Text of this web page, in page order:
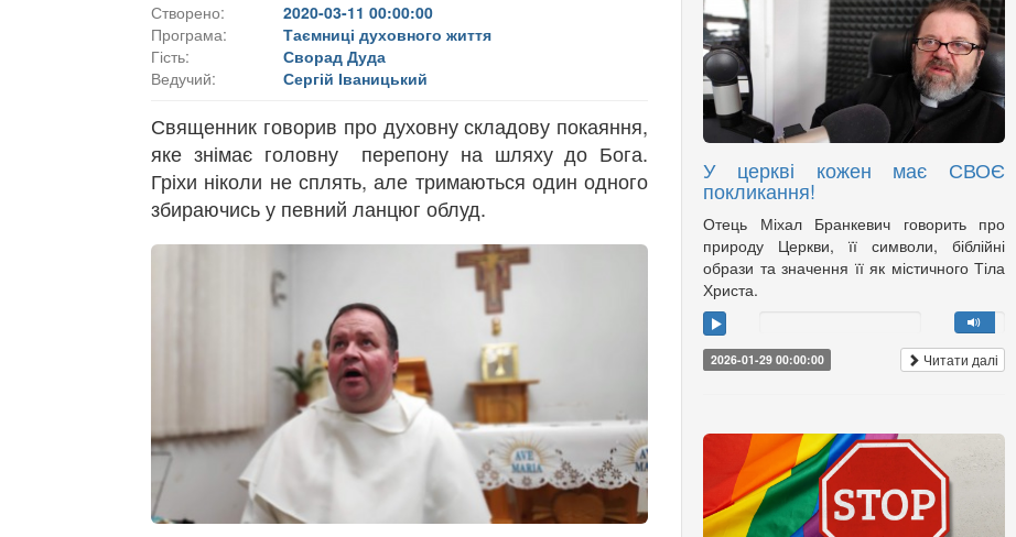
Створено:
2020-03-11 00:00:00
Програма:
Таємниці духовного життя
Гість:
Сворад Дуда
Ведучий:
Сергій Іваницький
Священник говорив про духовну складову покаяння,
яке знімає головну перепону на шляху до Бога.
Гріхи ніколи не сплять, але тримаються один одного
збираючись у певний ланцюг облуд.
У церкві кожен має СВОЄ
покликання!
Отець Міхал Бранкевич говорить про
природу Церкви, її символи, біблійні
образи та значення її як містичного Тіла
Христа.
2026-01-29 00:00:00 Читати далі